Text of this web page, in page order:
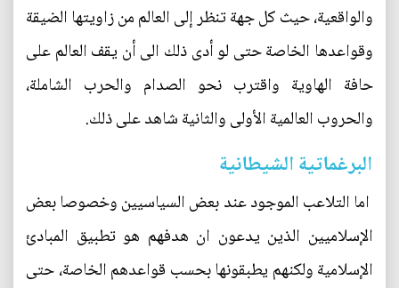
والواقعية، حيث كل جهة تنظر إلى العالم من زاويتها الضيقة
وقواعدها الخاصة حتى لو أدى ذلك الى أن يقف العالم على
حافة الهاوية واقترب نحو الصدام والحرب الشاملة،
والحروب العالمية الأولى والثانية شاهد على ذلك.
البرغماتية الشيطانية
اما ‏التلاعب الموجود عند بعض السياسيين وخصوصا بعض
الإسلاميين الذين يدعون ان هدفهم هو تطبيق المبادئ
الإسلامية ولكنهم يطبقونها بحسب قواعدهم الخاصة، حتى